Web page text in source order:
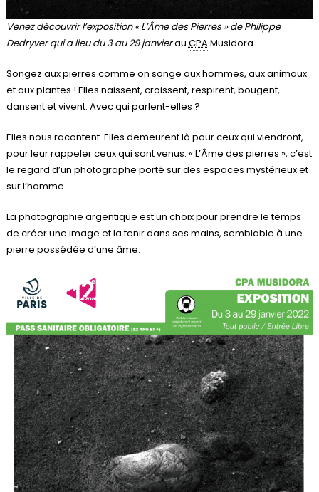
Venez découvrir l’exposition « L’Âme des Pierres » de Philippe
Dedryver qui a lieu du 3 au 29 janvierau CPAMusidora.
Songez aux pierres comme on songe aux hommes, aux animaux
et aux plantes ! Elles naissent, croissent, respirent, bougent,
dansent et vivent. Avec qui parlent-elles ?
Elles nous racontent. Elles demeurent là pour ceux qui viendront,
pour leur rappeler ceux qui sont venus. « L’Âme des pierres », c’est
le regard d’un photographe porté sur des espaces mystérieux et
sur l’homme.
La photographie argentique est un choix pour prendre le temps
de créer une image et la tenir dans ses mains, semblable à une
pierre possédée d’une âme.